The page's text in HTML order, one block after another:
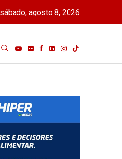
sábado, agosto 8, 2026